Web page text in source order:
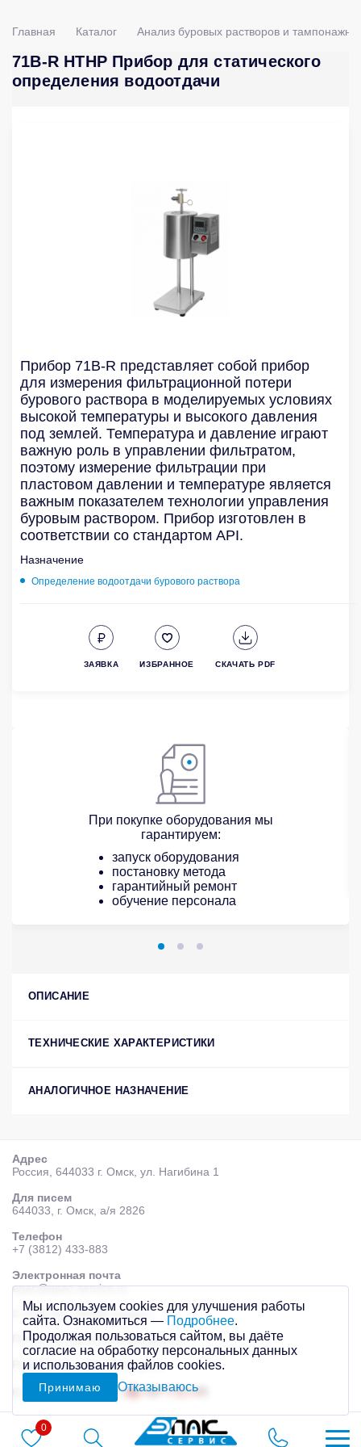
0
Главная Каталог Анализ буровых растворов и
71B-R HTHP Прибор для статического
определения водоотдачи
Прибор 71B-R представляет собой прибор
для измерения фильтрационной потери
бурового раствора в моделируемых условиях
высокой температуры и высокого давления
под землей. Температура и давление играют
важную роль в управлении фильтратом,
поэтому измерение фильтрации при
пластовом давлении и температуре является
важным показателем технологии управления
буровым раствором. Прибор изготовлен в
соответствии со стандартом API.
Назначение
Определение водоотдачи бурового раствора
ЗАЯВКА ИЗБРАННОЕ СКАЧАТЬ PDF
При покупке оборудования мы
гарантируем:
запуск оборудования
постановку метода
гарантийный ремонт
обучение персонала
ОПИСАНИЕ
ТЕХНИЧЕСКИЕ ХАРАКТЕРИСТИКИ
АНАЛОГИЧНОЕ НАЗНАЧЕНИЕ
Адрес
Россия, 644033 г. Омск, ул. Нагибина 1
Для писем
644033, г. Омск, а/я 2826
Телефон
+7 (3812) 433-883
Электронная почта
epac@epac-service.ru
© 2026 AО «ЭПАК-сервис»
Политика персональных данных
Разработка сайтаMahogany
Контекстная реклама
Мы используем cookies для улучшения работы
сайта. Ознакомиться — Подробнее.
Продолжая пользоваться сайтом, вы даёте
согласие на обработку персональных данных
и использования файлов cookies.
Принимаю Отказываюсь